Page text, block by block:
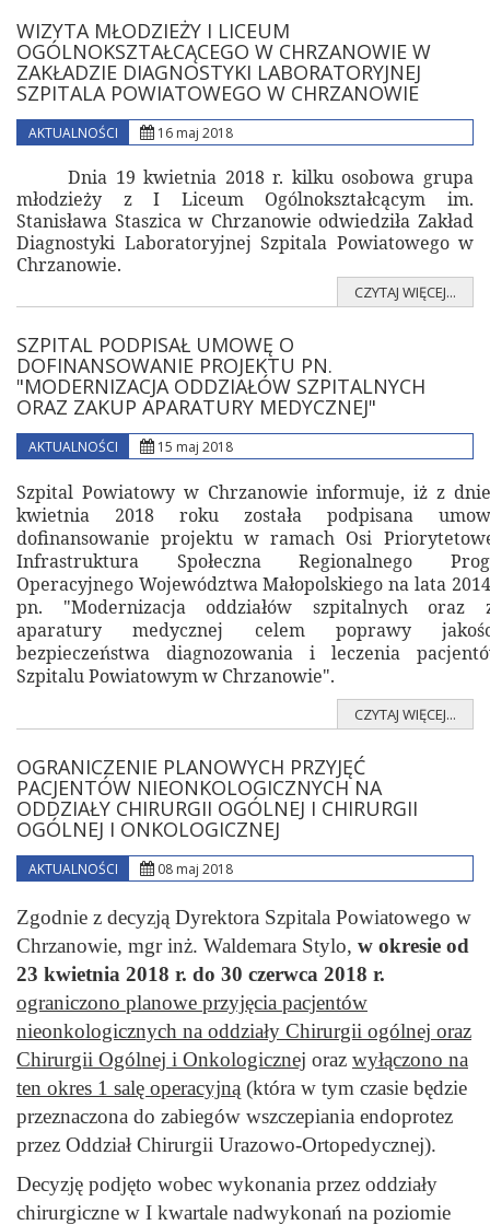
WIZYTA MŁODZIEŻY I LICEUM
OGÓLNOKSZTAŁCĄCEGO W CHRZANOWIE W
ZAKŁADZIE DIAGNOSTYKI LABORATORYJNEJ
SZPITALA POWIATOWEGO W CHRZANOWIE
AKTUALNOŚCI 16 maj 2018
Dnia 19 kwietnia 2018 r. kilku osobowa grupa
młodzieży z I Liceum Ogólnokształcącym im.
Stanisława Staszica w Chrzanowie odwiedziła Zakład
Diagnostyki Laboratoryjnej Szpitala Powiatowego w
Chrzanowie.
CZYTAJ WIĘCEJ...
SZPITAL PODPISAŁ UMOWĘ O
DOFINANSOWANIE PROJEKTU PN.
"MODERNIZACJA ODDZIAŁÓW SZPITALNYCH
ORAZ ZAKUP APARATURY MEDYCZNEJ"
AKTUALNOŚCI 15 maj 2018
Szpital Powiatowy w Chrzanowie informuje, iż z
kwietnia 2018 roku została podpisana
dofinansowanie projektu w ramach Osi
Infrastruktura Społeczna Regionalnego
Operacyjnego Województwa Małopolskiego na lata
pn. "Modernizacja oddziałów szpitalnych oraz
aparatury medycznej celem poprawy
bezpieczeństwa diagnozowania i leczenia
Szpitalu Powiatowym w Chrzanowie".
CZYTAJ WIĘCEJ...
OGRANICZENIE PLANOWYCH PRZYJĘĆ
PACJENTÓW NIEONKOLOGICZNYCH NA
ODDZIAŁY CHIRURGII OGÓLNEJ I CHIRURGII
OGÓLNEJ I ONKOLOGICZNEJ
AKTUALNOŚCI 08 maj 2018
Zgodnie z decyzją Dyrektora Szpitala Powiatowego w
Chrzanowie, mgr inż. Waldemara Stylo, w okresie od
23 kwietnia 2018 r. do 30 czerwca 2018 r.
ograniczono planowe przyjęcia pacjentów
nieonkologicznych na oddziały Chirurgii ogólnej oraz
Chirurgii Ogólnej i Onkologicznej oraz wyłączono na
ten okres 1 salę operacyjną (która w tym czasie będzie
przeznaczona do zabiegów wszczepiania endoprotez
przez Oddział Chirurgii Urazowo-Ortopedycznej).
Decyzję podjęto wobec wykonania przez oddziały
chirurgiczne w I kwartale nadwykonań na poziomie